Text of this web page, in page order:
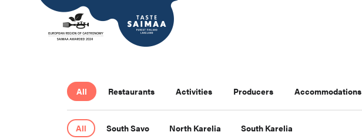
All Restaurants Activities Producers Accommodations
All South Savo North Karelia South Karelia